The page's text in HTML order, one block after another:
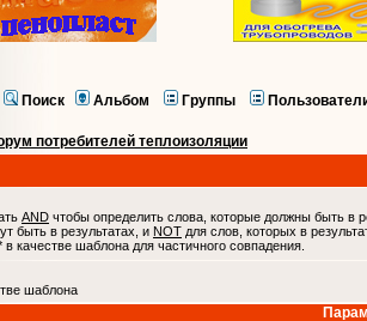
Поиск Альбом Группы
потребителей теплоизоляции
AND чтобы определить слова, которые должны быть в
быть в результатах, и NOT для слов, которых в
качестве шаблона для частичного совпадения.
шаблона